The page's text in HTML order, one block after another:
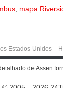
mapa
Estados Unidos
de Assen